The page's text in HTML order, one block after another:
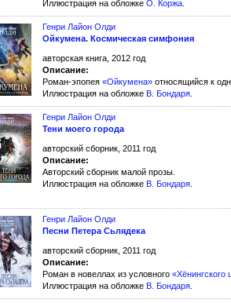
Иллюстрация на обложке О. Коржа
Генри Лайон Олди
Ойкумена. Космическая симфония
авторская книга, 2012 год
Описание:
Роман-эпопея «Ойкумена» относящийся к
Иллюстрация на обложке В. Бондаря
Генри Лайон Олди
Тени моего города
авторский сборник, 2011 год
Описание:
Авторский сборник малой прозы.
Иллюстрация на обложке В. Бондаря
Генри Лайон Олди
Песни Петера Сьлядека
авторский сборник, 2011 год
Описание:
Роман в новеллах из условного «Хёнингского
Иллюстрация на обложке В. Бондаря